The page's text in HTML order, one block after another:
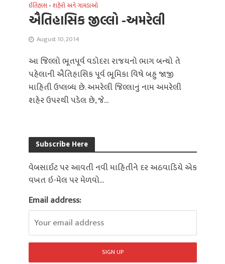
ઈતિહાસ •શહેરો અને ગામડાઓ
ઐતિહાસિક જીલ્લો -અમરેલી
August 10, 2014
આ જિલ્લો ભૂતપૂર્વ વડોદરા રાજયનો ભાગ બન્યો તે
પહેલાની ઐતિહાસિક પૂર્વ ભૂમિકા વિષે બહુ જાજી
માહિતી ઉપ્લબ્ધ છે. અમરેલી જિલ્લાનું નામ અમરેલી
શહેર ઉપરથી પડેલ છે, જે...
Subscribe Here
વેબસાઈટ પર આવતી નવી માહિતીને દર અઠવાડિયે એક
વખત ઇ-મેલ પર મેળવો...
Email address: